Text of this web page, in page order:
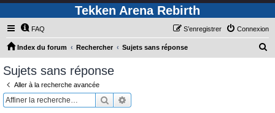
Tekken Arena Rebirth
FAQ Connexion
S’enregistrer
Index du forum Rechercher Sujets sans réponse
Sujets sans réponse
Aller à la recherche avancée
Rechercher